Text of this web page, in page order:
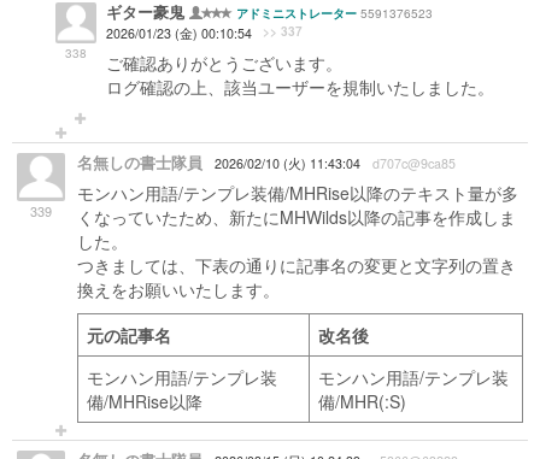
338
ギター豪鬼 アドミニストレーター 5591376523
2026/01/23 (金) 00:10:54
>> 337
ご確認ありがとうございます。
ログ確認の上、該当ユーザーを規制いたしました。
339
名無しの書士隊員 2026/02/10 (火) 11:43:04 d707c@9ca85
モンハン用語/テンプレ装備/MHRise以降のテキスト量が多
くなっていたため、新たにMHWilds以降の記事を作成しま
した。
つきましては、下表の通りに記事名の変更と文字列の置き
換えをお願いいたします。
元の記事名
改名後
モンハン用語/テンプレ装
備/MHRise以降
モンハン用語/テンプレ装
備/MHR(:S)